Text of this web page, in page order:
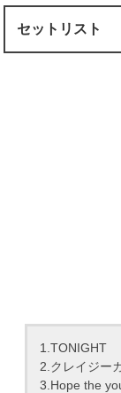
セットリスト
1.TONIGHT
2.クレイジー
3.Hope the